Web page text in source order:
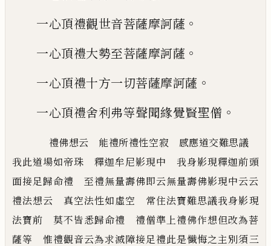
一心頂禮觀世音菩薩摩訶薩 。
一心頂禮大勢至菩薩摩訶薩 。
一心頂禮十方一切菩薩摩訶薩 。
一心頂禮舍利弗等聲聞緣覺賢聖僧 。
禮佛想云 能禮所禮性空寂 感應道交難思議
我此道場如帝珠 釋迦牟尼影現中 我身影現釋迦前頭
面接足歸命禮 至禮無量壽佛即云無量壽佛影現中云云
禮法想云 真空法性如虛空 常住法寶難思議我身影現
法寶前 莫不皆悉歸命禮 禮僧準上禮佛作想但改為菩
薩等 惟禮觀音云為求滅障接足禮此是懺悔之主別須三